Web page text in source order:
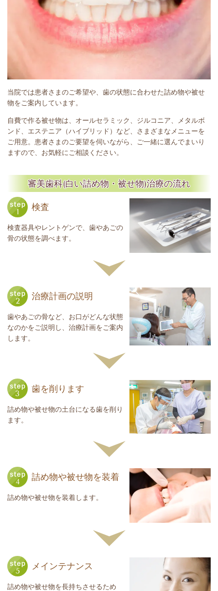
当院では患者さまのご希望や、歯の状態に合わせた詰め物や被せ
物をご案内しています。
自費で作る被せ物は、オールセラミック、ジルコニア、メタルボ
ンド、エステニア（ハイブリッド）など、さまざまなメニューを
ご用意。患者さまのご要望を伺いながら、ご一緒に選んでまいり
ますので、お気軽にご相談ください。
審美歯科(白い詰め物・被せ物)治療の流れ
検査
検査器具やレントゲンで、歯やあごの
骨の状態を調べます。
治療計画の説明
歯やあごの骨など、お口がどんな状態
なのかをご説明し、治療計画をご案内
します。
歯を削ります
詰め物や被せ物の土台になる歯を削り
ます。
詰め物や被せ物を装着
詰め物や被せ物を装着します。
メインテナンス
詰め物や被せ物を長持ちさせるため